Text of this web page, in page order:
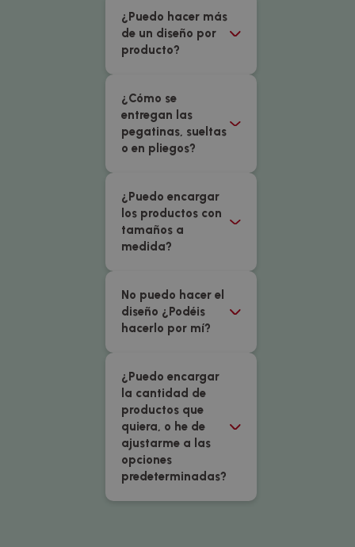
¿Puedo hacer más
de un diseño por
producto?
¿Cómo se
entregan las
pegatinas, sueltas
o en pliegos?
¿Puedo encargar
los productos con
tamaños a
medida?
No puedo hacer el
diseño ¿Podéis
hacerlo por mí?
¿Puedo encargar
la cantidad de
productos que
quiera, o he de
ajustarme a las
opciones
predeterminadas?